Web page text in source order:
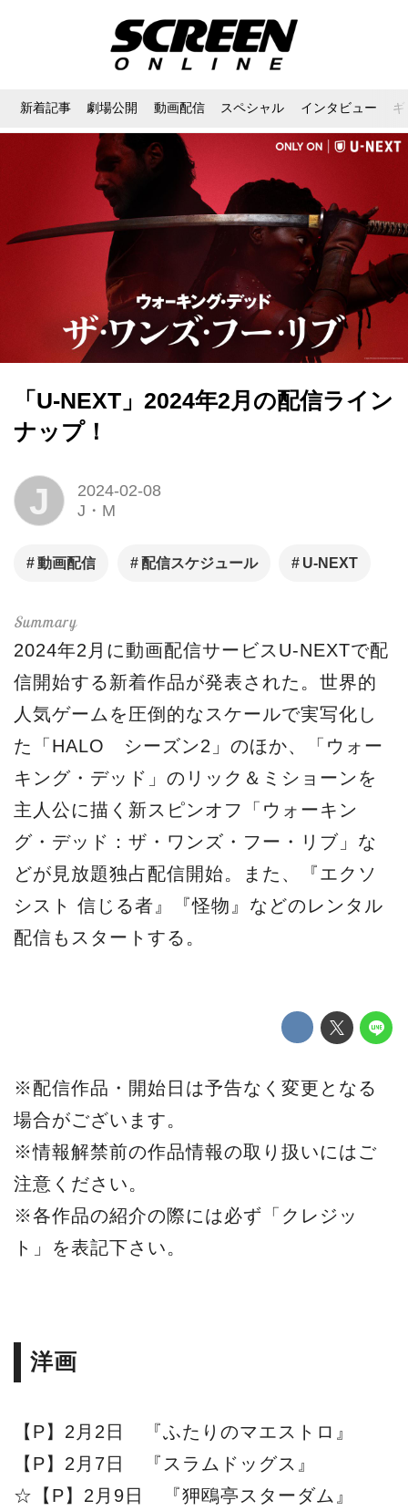
新着記事 劇場公開 動画配信 スペシャル インタビュー
「U-NEXT」2024年2月の配信ライン
ナップ！
J
2024-02-08
J・M
動画配信 配信スケジュール U-NEXT
2024年2月に動画配信サービスU-NEXTで配
信開始する新着作品が発表された。世界的
人気ゲームを圧倒的なスケールで実写化し
た「HALO シーズン2」のほか、「ウォー
キング・デッド」のリック＆ミショーンを
主人公に描く新スピンオフ「ウォーキン
グ・デッド：ザ・ワンズ・フー・リブ」な
どが見放題独占配信開始。また、『エクソ
シスト 信じる者』『怪物』などのレンタル
配信もスタートする。
※配信作品・開始日は予告なく変更となる
場合がございます。
※情報解禁前の作品情報の取り扱いにはご
注意ください。
※各作品の紹介の際には必ず「クレジッ
ト」を表記下さい。
洋画
【P】2月2日 『ふたりのマエストロ』
【P】2月7日 『スラムドッグス』
☆【P】2月9日 『狎鴎亭スターダム』